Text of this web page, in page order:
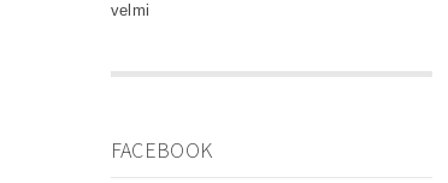
velmi
FACEBOOK